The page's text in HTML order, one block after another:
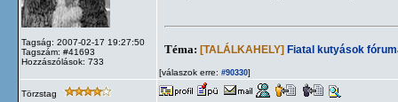
Tagság: 2007-02-17 19:27:50
Tagszám: #41693
Hozzászólások: 733
Téma: [TALÁLKAHELY] Fiatal kutyások
[válaszok erre: #90330]
Törzstag